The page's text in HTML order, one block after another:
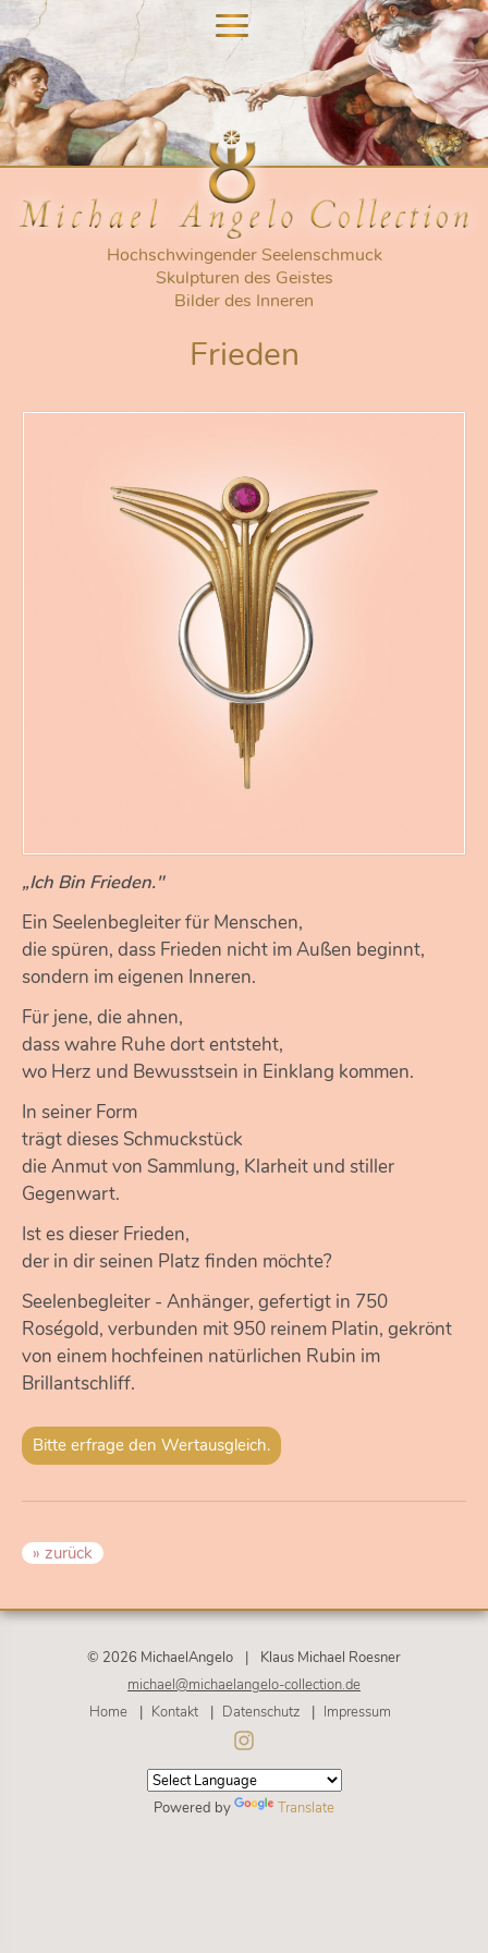
Hochschwingender Seelenschmuck
Skulpturen des Geistes
Bilder des Inneren
Frieden
„Ich Bin Frieden."
Ein Seelenbegleiter für Menschen,
die spüren, dass Frieden nicht im Außen beginnt,
sondern im eigenen Inneren.
Für jene, die ahnen,
dass wahre Ruhe dort entsteht,
wo Herz und Bewusstsein in Einklang kommen.
In seiner Form
trägt dieses Schmuckstück
die Anmut von Sammlung, Klarheit und stiller
Gegenwart.
Ist es dieser Frieden,
der in dir seinen Platz finden möchte?
Seelenbegleiter - Anhänger, gefertigt in 750
Roségold, verbunden mit 950 reinem Platin, gekrönt
von einem hochfeinen natürlichen Rubin im
Brillantschliff.
Bitte erfrage den Wertausgleich.
» zurück
© 2026 MichaelAngelo |
Klaus Michael Roesner
michael@michaelangelo-collection.de
Navigation
überspringen
Home Kontakt Datenschutz Impressum
Powered by Translate